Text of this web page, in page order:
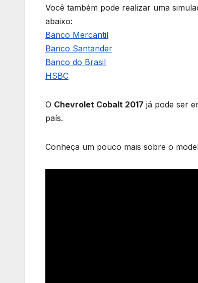
Você também pode realizar uma
abaixo:
Banco Mercantil
Banco Santander
Banco do Brasil
HSBC
O Chevrolet Cobalt 2017 já pode ser
país.
Conheça um pouco mais sobre o